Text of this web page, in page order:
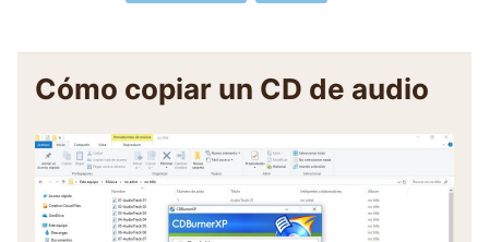
Cómo copiar un CD de audio